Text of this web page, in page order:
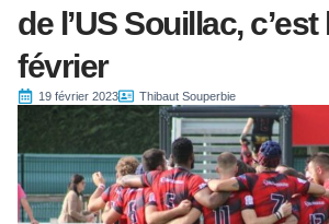
de l’US Souillac, c’est
février
19 février 2023 Thibaut Souperbie